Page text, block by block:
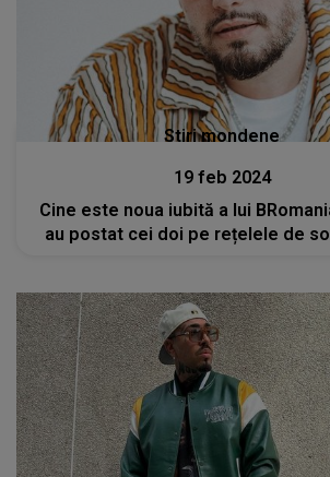
Stiri mondene
19 feb 2024
Cine este noua iubită a lui
au postat cei doi pe rețelele de